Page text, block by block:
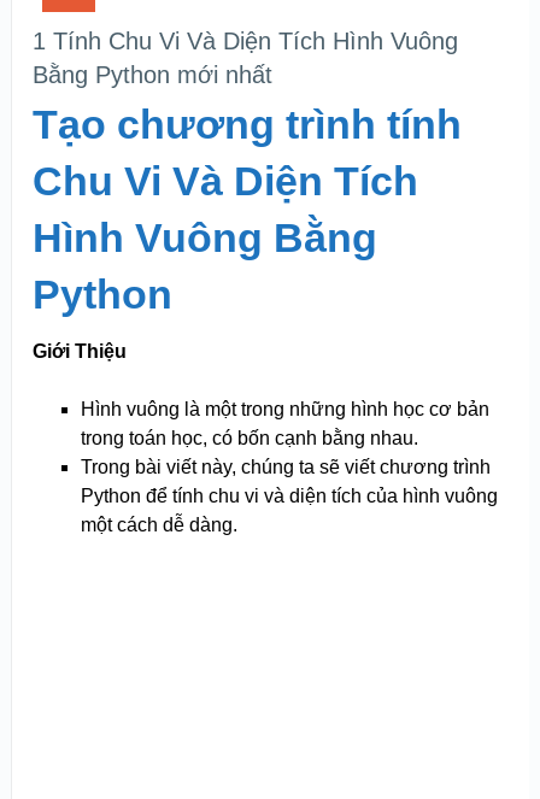
1 Tính Chu Vi Và Diện Tích Hình Vuông
Bằng Python mới nhất
Tạo chương trình tính
Chu Vi Và Diện Tích
Hình Vuông Bằng
Python
Giới Thiệu
Hình vuông là một trong những hình học cơ bản
trong toán học, có bốn cạnh bằng nhau.
Trong bài viết này, chúng ta sẽ viết chương trình
Python để tính chu vi và diện tích của hình vuông
một cách dễ dàng.